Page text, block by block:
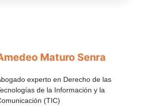
Maturo Senra
experto en Derecho de las
de la Información y la
(TIC)